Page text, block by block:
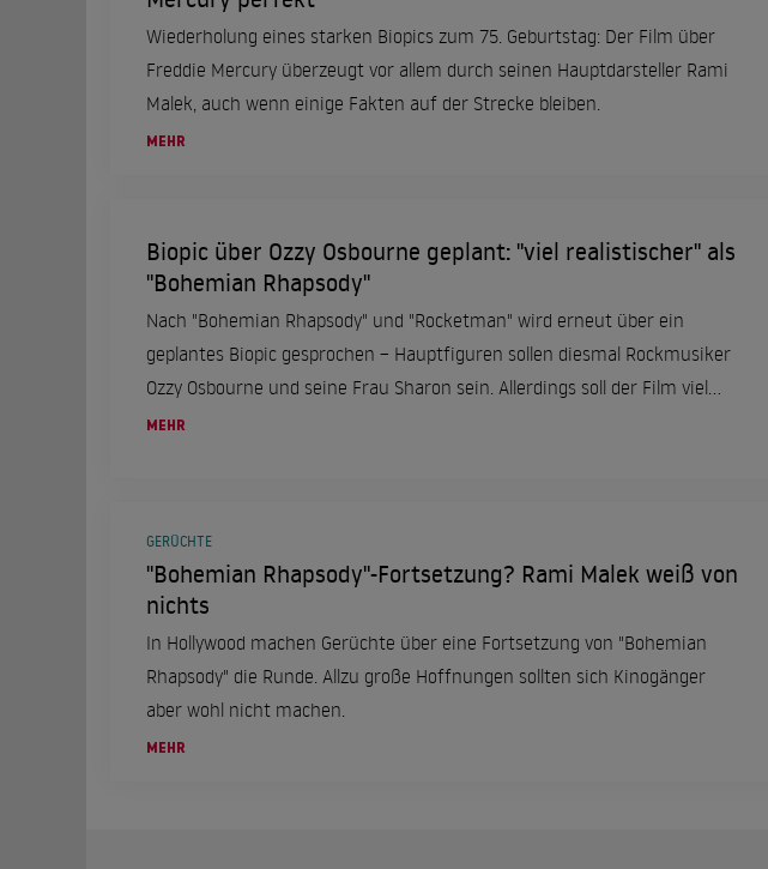
Wiederholung eines starken Biopics zum 75. Geburtstag: Der Film über
Freddie Mercury überzeugt vor allem durch seinen Hauptdarsteller Rami
Malek, auch wenn einige Fakten auf der Strecke bleiben.
MEHR
Biopic über Ozzy Osbourne geplant: "viel realistischer" als
"Bohemian Rhapsody"
Nach "Bohemian Rhapsody" und "Rocketman" wird erneut über ein
geplantes Biopic gesprochen – Hauptfiguren sollen diesmal Rockmusiker
Ozzy Osbourne und seine Frau Sharon sein. Allerdings soll der Film viel
düsterer werden als die anderen beiden.
MEHR
GERÜCHTE
"Bohemian Rhapsody"-Fortsetzung? Rami Malek weiß von
nichts
In Hollywood machen Gerüchte über eine Fortsetzung von "Bohemian
Rhapsody" die Runde. Allzu große Hoffnungen sollten sich Kinogänger
aber wohl nicht machen.
MEHR